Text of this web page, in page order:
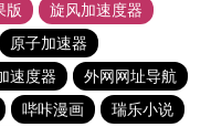
版
旋风加速度器
原子加速器
速度器
外网网址导航
哔咔漫画
瑞乐小说